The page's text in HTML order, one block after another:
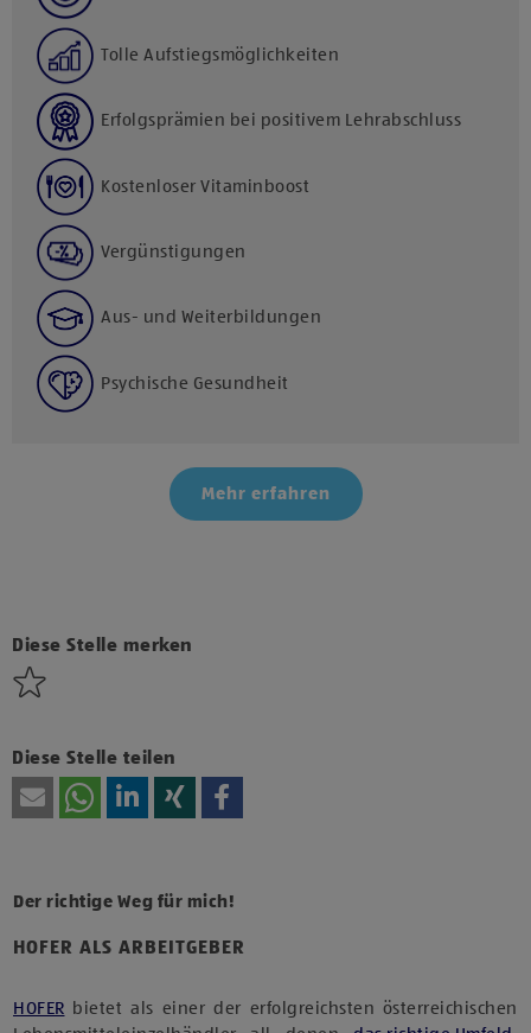
Tolle Aufstiegsmöglichkeiten
Erfolgsprämien bei positivem Lehrabschluss
Kostenloser Vitaminboost
Vergünstigungen
Aus- und Weiterbildungen
Psychische Gesundheit
Mehr erfahren
Diese Stelle merken
Diese Stelle teilen
HOFER ALS ARBEITGEBER
Der richtige Weg für mich!
HOFER bietet als einer der erfolgreichsten österreichischen